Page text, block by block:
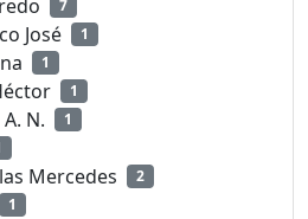
7
José 1
1
1
N. 1
Mercedes 2
1